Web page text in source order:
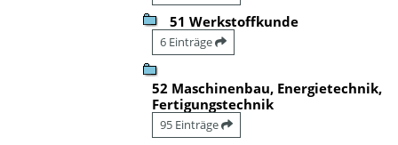
51 Werkstoffkunde
6 Einträge
52 Maschinenbau, Energietechnik,
Fertigungstechnik
95 Einträge